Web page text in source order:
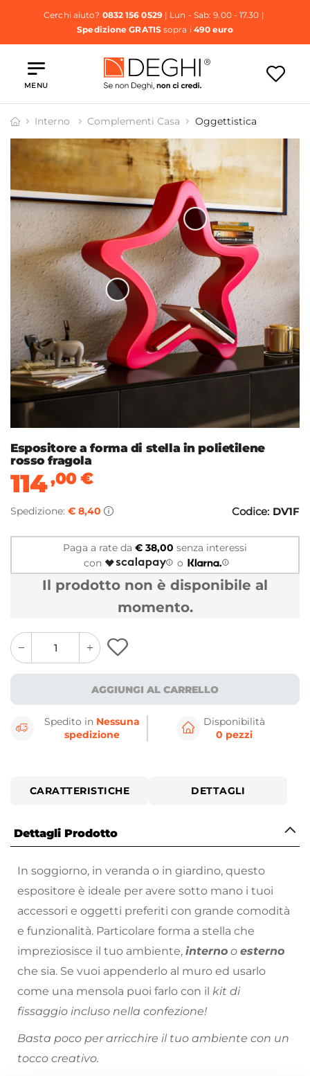
Cerchi aiuto? 0832 156 0529| Lun - Sab: 9.00 - 17.30 |
Spedizione GRATISsopra i 490 euro
MENU
Interno Complementi Casa Oggettistica
Espositore a forma di stella in polietilene
rosso fragola
114,00€
Spedizione: € 8,40 Codice: DV1F
Paga a rate da € 38,00 senza interessi
con
o
Il prodotto non è disponibile al
momento.
quantity
button
quantity
minus
button
AGGIUNGI AL CARRELLO
Spedito in Nessuna
spedizione
Disponibilità
0 pezzi
CARATTERISTICHE DETTAGLI
Dettagli Prodotto
In soggiorno, in veranda o in giardino, questo
espositore è ideale per avere sotto mano i tuoi
accessori e oggetti preferiti con grande comodità
e funzionalità. Particolare forma a stella che
impreziosisce il tuo ambiente, interno o esterno
che sia. Se vuoi appenderlo al muro ed usarlo
come una mensola puoi farlo con il kit di
fissaggio incluso nella confezione!
Basta poco per arricchire il tuo ambiente con un
tocco creativo.